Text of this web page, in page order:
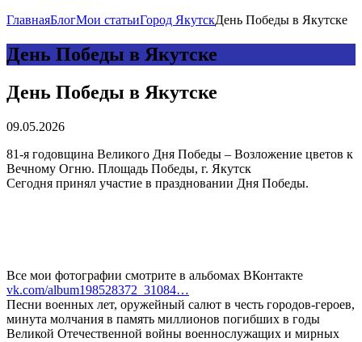
ГлавнаяБлогМои статьиГород ЯкутскДень Победы в Якутске
День Победы в Якутске
День Победы в Якутске
09.05.2026
81-я годовщина Великого Дня Победы – Возложение цветов к
Вечному Огню. Площадь Победы, г. Якутск
Сегодня принял участие в праздновании Дня Победы.
Все мои фотографии смотрите в альбомах ВКонтакте
vk.com/album198528372_31084…
Песни военных лет, оружейный салют в честь городов-героев,
минута молчания в память миллионов погибших в годы
Великой Отечественной войны военнослужащих и мирных